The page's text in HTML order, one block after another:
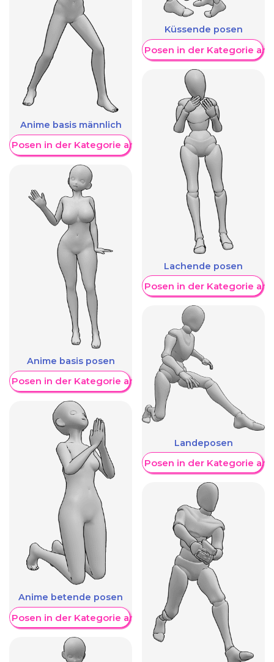
Anime basis männlich
Posen in der Kategorie anzeigen
Anime basis posen
Posen in der Kategorie anzeigen
Anime betende posen
Posen in der Kategorie anzeigen
Küssende posen
Weitere Posen in der Kategorie
Lachende posen
Weitere Posen in der Kategorie
Landeposen
Weitere Posen in der Kategorie